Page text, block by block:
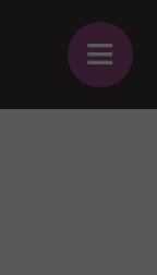
≡